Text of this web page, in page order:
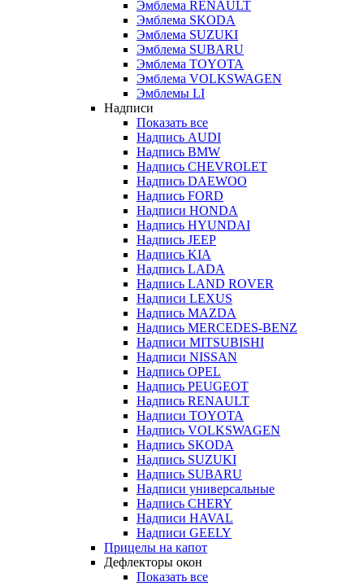
Эмблема RENAULT
Эмблема SKODA
Эмблема SUZUKI
Эмблема SUBARU
Эмблема TOYOTA
Эмблема VOLKSWAGEN
Эмблемы LI
Надписи
Показать все
Надпись AUDI
Надпись BMW
Надпись CHEVROLET
Надпись DAEWOO
Надпись FORD
Надписи HONDA
Надпись HYUNDAI
Надпись JEEP
Надпись KIA
Надпись LADA
Надпись LAND ROVER
Надписи LEXUS
Надпись MAZDA
Надпись MERCEDES-BENZ
Надписи MITSUBISHI
Надписи NISSAN
Надпись OPEL
Надпись PEUGEOT
Надпись RENAULT
Надписи TOYOTA
Надпись VOLKSWAGEN
Надпись SKODA
Надпись SUZUKI
Надпись SUBARU
Надписи универсальные
Надпись CHERY
Надписи HAVAL
Надписи GEELY
Прицелы на капот
Дефлекторы окон
Показать все